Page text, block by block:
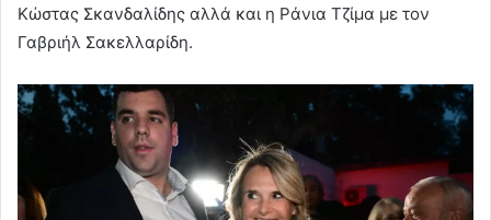
Κώστας Σκανδαλίδης αλλά και η Ράνια Τζίμα με τον
Γαβριήλ Σακελλαρίδη.